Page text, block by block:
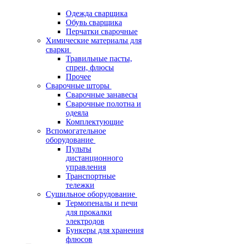
Одежда сварщика
Обувь сварщика
Перчатки сварочные
Химические материалы для
сварки
Травильные пасты,
спреи, флюсы
Прочее
Сварочные шторы
Сварочные занавесы
Сварочные полотна и
одеяла
Комплектующие
Вспомогательное
оборудование
Пульты
дистанционного
управления
Транспортные
тележки
Сушильное оборудование
Термопеналы и печи
для прокалки
электродов
Бункеры для хранения
флюсов